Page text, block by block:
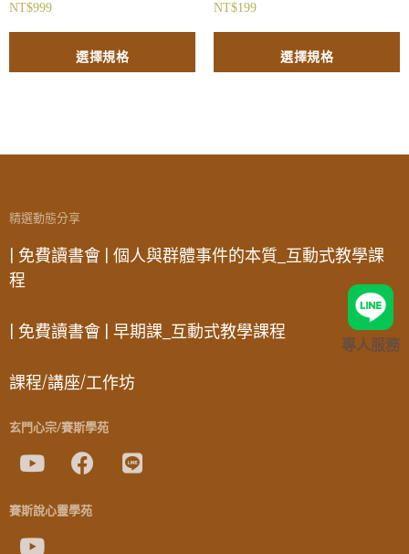
NT$999
選擇規格
NT$199
選擇規格
精選動態分享
| 免費讀書會 | 個人與群體事件的本質_互動式教學課
程
| 免費讀書會 | 早期課_互動式教學課程
課程/講座/工作坊
玄門心宗/賽斯學苑
賽斯說心靈學苑
專人服務